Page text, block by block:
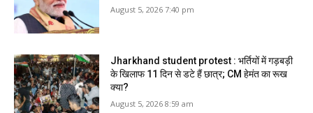
August 5, 2026 7:40 pm
Jharkhand student protest : भर्तियों में गड़बड़ी
के खिलाफ 11 दिन से डटे हैं छात्र; CM हेमंत का रूख
क्या?
August 5, 2026 8:59 am